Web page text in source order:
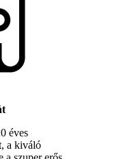
éves
a kiváló